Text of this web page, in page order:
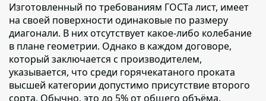
Изготовленный по требованиям ГОСТа лист, имеет
на своей поверхности одинаковые по размеру
диагонали. В них отсутствует какое-либо колебание
в плане геометрии. Однако в каждом договоре,
который заключается с производителем,
указывается, что среди горячекатаного проката
высшей категории допустимо присутствие второго
сорта. Обычно, это до 5% от общего объёма.